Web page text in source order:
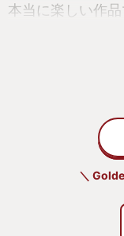
本当に楽しい作品
クリアした時、
感じは珍しくな
＼